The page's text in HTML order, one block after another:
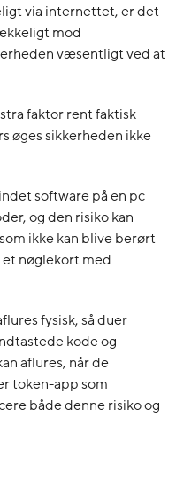
via internettet, er det
mod
væsentligt ved at
faktor rent faktisk
øges sikkerheden ikke
software på en pc
og den risiko kan
ikke kan blive berørt
nøglekort med
fysisk, så duer
kode og
aflures, når de
token-app som
både denne risiko og